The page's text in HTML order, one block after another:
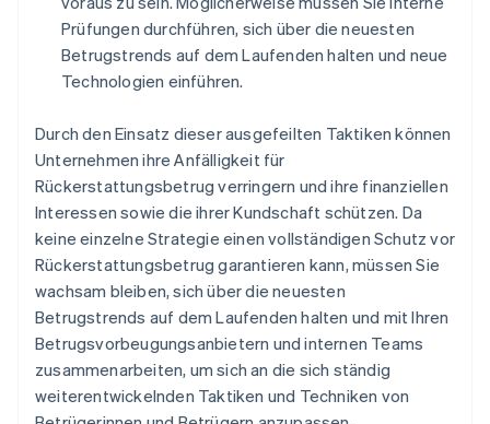
Prüfungen durchführen, sich über die neuesten
Betrugstrends auf dem Laufenden halten und neue
Technologien einführen.
Durch den Einsatz dieser ausgefeilten Taktiken können
Unternehmen ihre Anfälligkeit für
Rückerstattungsbetrug verringern und ihre finanziellen
Interessen sowie die ihrer Kundschaft schützen. Da
keine einzelne Strategie einen vollständigen Schutz vor
Rückerstattungsbetrug garantieren kann, müssen Sie
wachsam bleiben, sich über die neuesten
Betrugstrends auf dem Laufenden halten und mit Ihren
Betrugsvorbeugungsanbietern und internen Teams
zusammenarbeiten, um sich an die sich ständig
weiterentwickelnden Taktiken und Techniken von